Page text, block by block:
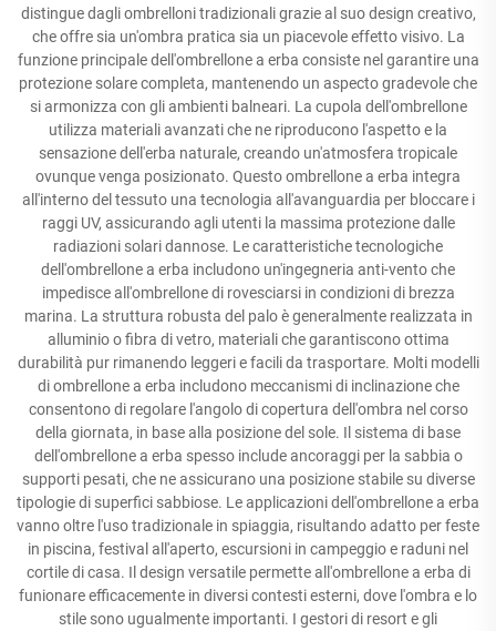
distingue dagli ombrelloni tradizionali grazie al suo design creativo,
che offre sia un'ombra pratica sia un piacevole effetto visivo. La
funzione principale dell'ombrellone a erba consiste nel garantire una
protezione solare completa, mantenendo un aspecto gradevole che
si armonizza con gli ambienti balneari. La cupola dell'ombrellone
utilizza materiali avanzati che ne riproducono l'aspetto e la
sensazione dell'erba naturale, creando un'atmosfera tropicale
ovunque venga posizionato. Questo ombrellone a erba integra
all'interno del tessuto una tecnologia all'avanguardia per bloccare i
raggi UV, assicurando agli utenti la massima protezione dalle
radiazioni solari dannose. Le caratteristiche tecnologiche
dell'ombrellone a erba includono un'ingegneria anti-vento che
impedisce all'ombrellone di rovesciarsi in condizioni di brezza
marina. La struttura robusta del palo è generalmente realizzata in
alluminio o fibra di vetro, materiali che garantiscono ottima
durabilità pur rimanendo leggeri e facili da trasportare. Molti modelli
di ombrellone a erba includono meccanismi di inclinazione che
consentono di regolare l'angolo di copertura dell'ombra nel corso
della giornata, in base alla posizione del sole. Il sistema di base
dell'ombrellone a erba spesso include ancoraggi per la sabbia o
supporti pesati, che ne assicurano una posizione stabile su diverse
tipologie di superfici sabbiose. Le applicazioni dell'ombrellone a erba
vanno oltre l'uso tradizionale in spiaggia, risultando adatto per feste
in piscina, festival all'aperto, escursioni in campeggio e raduni nel
cortile di casa. Il design versatile permette all'ombrellone a erba di
funionare efficacemente in diversi contesti esterni, dove l'ombra e lo
stile sono ugualmente importanti. I gestori di resort e gli